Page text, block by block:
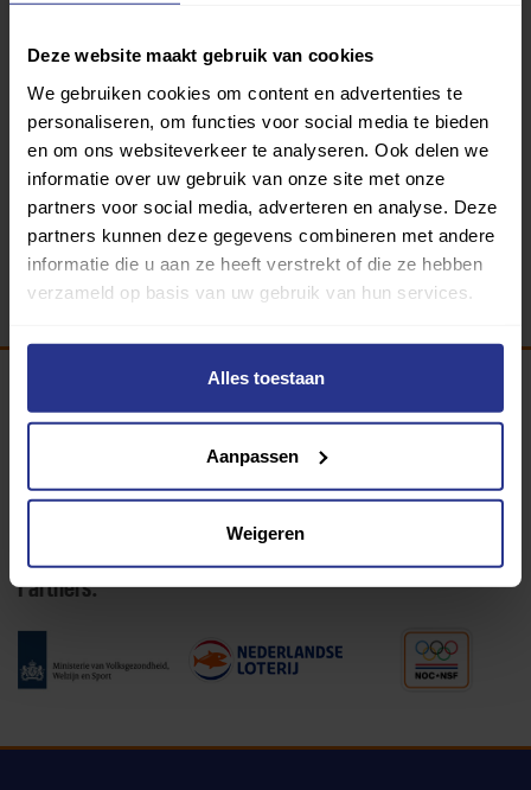
Deze website maakt gebruik van cookies
We gebruiken cookies om content en advertenties te
personaliseren, om functies voor social media te bieden
en om ons websiteverkeer te analyseren. Ook delen we
informatie over uw gebruik van onze site met onze
partners voor social media, adverteren en analyse. Deze
partners kunnen deze gegevens combineren met andere
informatie die u aan ze heeft verstrekt of die ze hebben
verzameld op basis van uw gebruik van hun services.
Alles toestaan
Aanpassen
Weigeren
Inloggen
Programma van:
Partners: